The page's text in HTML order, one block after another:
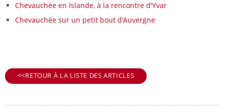
Chevauchée en Islande, à la rencontre d'Yvar
Chevauchée sur un petit bout d'Auvergne
RETOUR À LA LISTE DES ARTICLES